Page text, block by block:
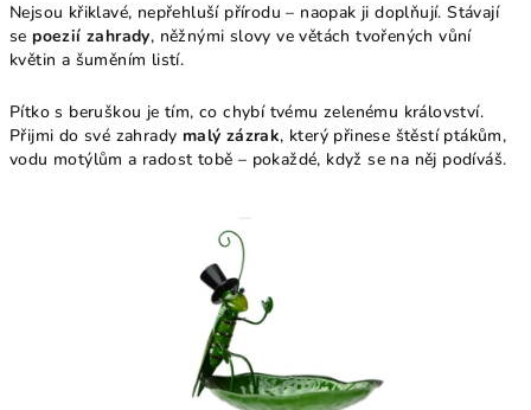
Nejsou křiklavé, nepřehluší přírodu – naopak ji doplňují. Stávají
se poezií zahrady, něžnými slovy ve větách tvořených vůní
květin a šuměním listí.
Pítko s beruškou je tím, co chybí tvému zelenému království.
Přijmi do své zahrady malý zázrak, který přinese štěstí ptákům,
vodu motýlům a radost tobě – pokaždé, když se na něj podíváš.